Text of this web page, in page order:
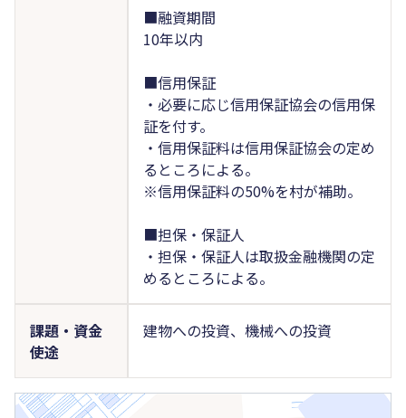
■融資期間
10年以内
■信用保証
・必要に応じ信用保証協会の信用保
証を付す。
・信用保証料は信用保証協会の定め
るところによる。
※信用保証料の50%を村が補助。
■担保・保証人
・担保・保証人は取扱金融機関の定
めるところによる。
課題・資金
使途
建物への投資、機械への投資